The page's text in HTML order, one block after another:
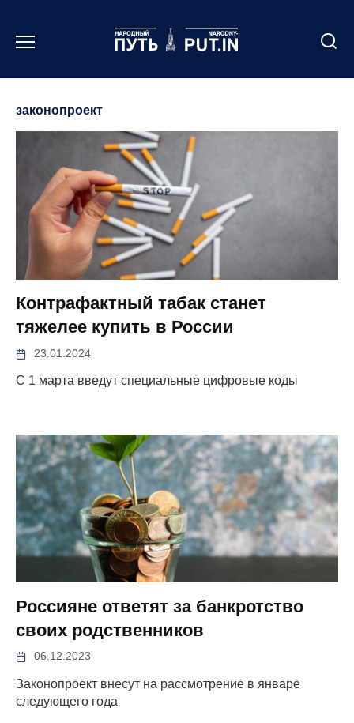
содержанию
законопроект
Контрафактный табак станет
тяжелее купить в России
23.01.2024
С 1 марта введут специальные цифровые коды
Россияне ответят за банкротство
своих родственников
06.12.2023
Законопроект внесут на рассмотрение в январе
следующего года